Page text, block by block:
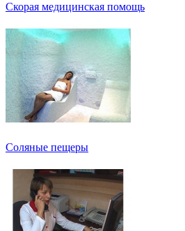
Скорая медицинская помощь
Соляные пещеры